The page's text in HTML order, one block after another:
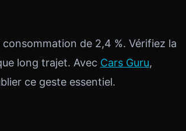
de 2,4 %. Vérifiez la
long trajet. Avec Cars Guru,
ce geste essentiel.